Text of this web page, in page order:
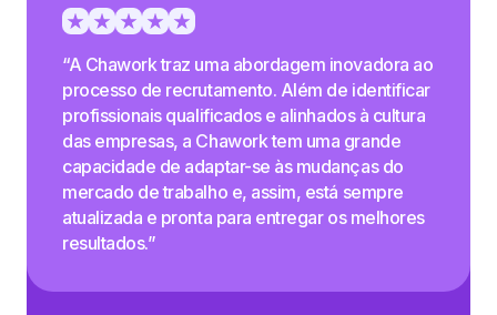
“A Chawork traz uma abordagem inovadora ao
processo de recrutamento. Além de identificar
profissionais qualificados e alinhados à cultura
das empresas, a Chawork tem uma grande
capacidade de adaptar-se às mudanças do
mercado de trabalho e, assim, está sempre
atualizada e pronta para entregar os melhores
resultados.”